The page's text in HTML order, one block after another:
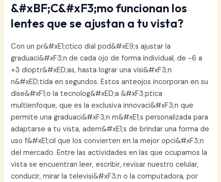
&#xBF;C&#xF3;mo funcionan los
lentes que se ajustan a tu vista?
Con un pr&#xE1;ctico dial pod&#xE9;s ajustar la
graduaci&#xF3;n de cada ojo de forma individual, de -6 a
+3 dioptr&#xED;as, hasta lograr una visi&#xF3;n
n&#xED;tida en segundos. Estos anteojos incorporan en su
dise&#xF1;o la tecnolog&#xED;a &#xF3;ptica
multienfoque, que es la exclusiva innovaci&#xF3;n que
permite una graduaci&#xF3;n m&#xE1;s personalizada para
adaptarse a tu vista, adem&#xE1;s de brindar una forma de
uso f&#xE1;cil que los convierten en la mejor opci&#xF3;n
del mercado. Entre las actividades en las que ocupamos la
vista se encuentran leer, escribir, revisar nuestro celular,
conducir, mirar la televisi&#xF3;n o la computadora, por